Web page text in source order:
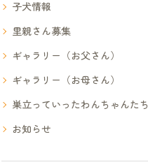
子犬情報
里親さん募集
ギャラリー（お父さん）
ギャラリー（お母さん）
巣立っていったわんちゃんたち
お知らせ
気軽にお問い合わせください